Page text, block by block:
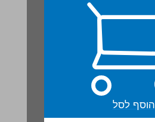
הוסף לסל